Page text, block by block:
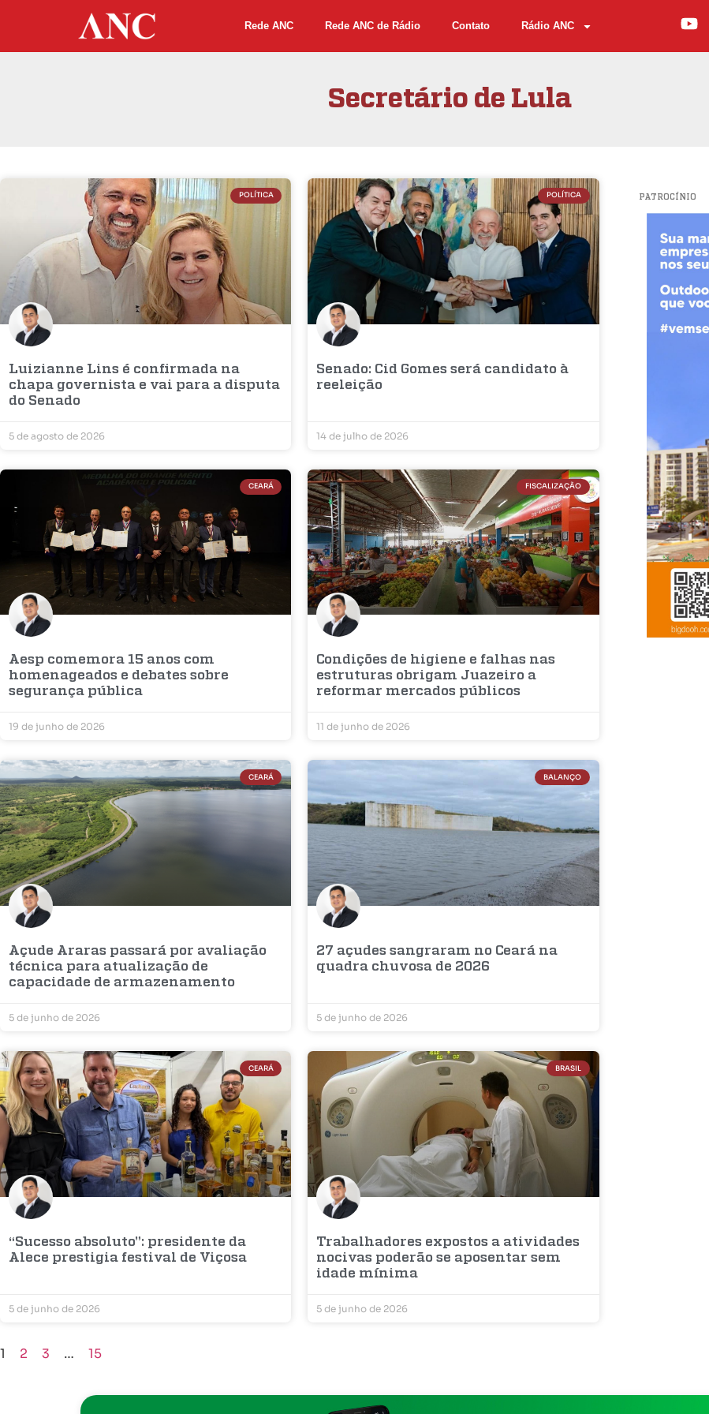
Rede ANC Rede ANC de Rádio Contato Rádio ANC
Secretário de Lula
POLÍTICA
Luizianne Lins é confirmada na
chapa governista e vai para a disputa
do Senado
5 de agosto de 2026
POLÍTICA
Senado: Cid Gomes será candidato à
reeleição
14 de julho de 2026
CEARÁ
Aesp comemora 15 anos com
homenageados e debates sobre
segurança pública
19 de junho de 2026
FISCALIZAÇÃO
Condições de higiene e falhas nas
estruturas obrigam Juazeiro a
reformar mercados públicos
11 de junho de 2026
CEARÁ
Açude Araras passará por avaliação
técnica para atualização de
capacidade de armazenamento
5 de junho de 2026
BALANÇO
27 açudes sangraram no Ceará na
quadra chuvosa de 2026
5 de junho de 2026
CEARÁ
“Sucesso absoluto”: presidente da
Alece prestigia festival de Viçosa
5 de junho de 2026
BRASIL
Trabalhadores expostos a atividades
nocivas poderão se aposentar sem
idade mínima
5 de junho de 2026
1 2 3 … 15
PATROCÍNIO